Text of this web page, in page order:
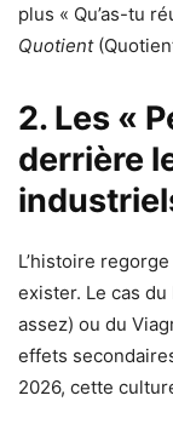
plus « Qu’as-tu
Quotient
2. Les «
derrière
L’histoire
exister. Le cas
assez) ou du
effets
2026, cette